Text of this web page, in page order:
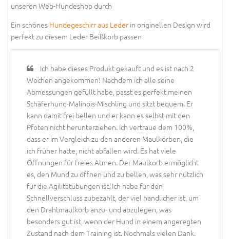
unseren Web-Hundeshop durch
Ein schönes Hundegeschirr aus Leder in originellen Design wird
perfekt zu diesem Leder Beißkorb passen
Ich habe dieses Produkt gekauft und es ist nach 2
Wochen angekommen! Nachdem ich alle seine
Abmessungen gefüllt habe, passt es perfekt meinen
Schäferhund-Malinois-Mischling und sitzt bequem. Er
kann damit frei bellen und er kann es selbst mit den
Pfoten nicht herunterziehen. Ich vertraue dem 100%,
dass er im Vergleich zu den anderen Maulkörben, die
ich früher hatte, nicht abfallen wird. Es hat viele
Öffnungen für freies Atmen. Der Maulkorb ermöglicht
es, den Mund zu öffnen und zu bellen, was sehr nützlich
für die Agilitätübungen ist. Ich habe für den
Schnellverschluss zubezahlt, der viel handlicher ist, um
den Drahtmaulkorb anzu- und abzulegen, was
besonders gut ist, wenn der Hund in einem angeregten
Zustand nach dem Training ist. Nochmals vielen Dank.